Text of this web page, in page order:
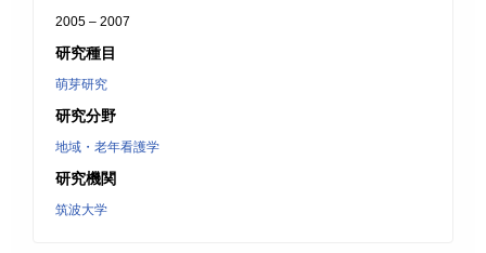
2005 – 2007
研究種目
萌芽研究
研究分野
地域・老年看護学
研究機関
筑波大学